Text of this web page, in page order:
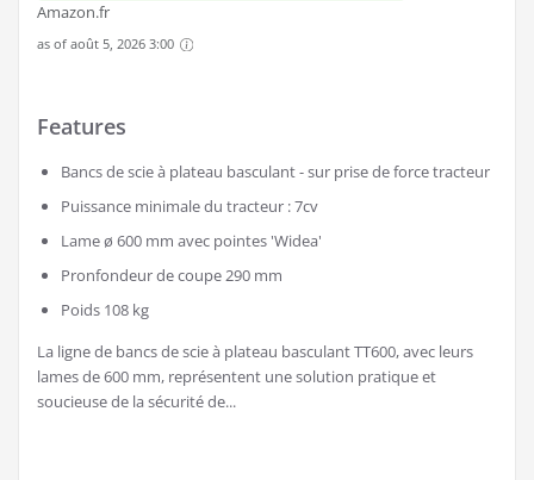
Amazon.fr
as of août 5, 2026 3:00
Features
Bancs de scie à plateau basculant - sur prise de force tracteur
Puissance minimale du tracteur : 7cv
Lame ø 600 mm avec pointes 'Widea'
Pronfondeur de coupe 290 mm
Poids 108 kg
La ligne de bancs de scie à plateau basculant TT600, avec leurs
lames de 600 mm, représentent une solution pratique et
soucieuse de la sécurité de...